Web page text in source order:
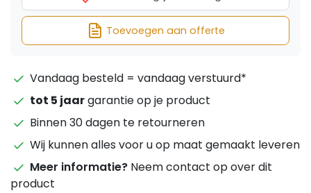
Toevoegen aan offerte
Vandaag besteld = vandaag verstuurd*
tot 5 jaargarantie op je product
Binnen 30 dagen te retourneren
Wij kunnen alles voor u op maat gemaakt leveren
Meer informatie? Neem contact op over dit
product